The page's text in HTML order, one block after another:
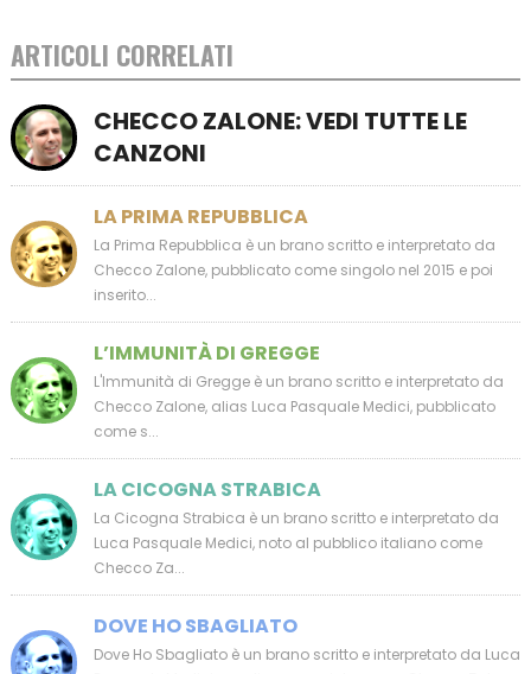
ARTICOLI CORRELATI
CHECCO ZALONE: VEDI TUTTE LE
CANZONI
LA PRIMA REPUBBLICA
La Prima Repubblica è un brano scritto e interpretato da
Checco Zalone, pubblicato come singolo nel 2015 e poi
inserito...
L’IMMUNITÀ DI GREGGE
L'Immunità di Gregge è un brano scritto e interpretato da
Checco Zalone, alias Luca Pasquale Medici, pubblicato
come s...
LA CICOGNA STRABICA
La Cicogna Strabica è un brano scritto e interpretato da
Luca Pasquale Medici, noto al pubblico italiano come
Checco Za...
DOVE HO SBAGLIATO
Dove Ho Sbagliato è un brano scritto e interpretato da Luca